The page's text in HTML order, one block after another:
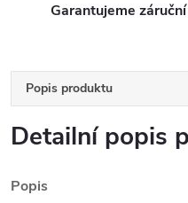
Garantujeme
Popis produktu
Detailní popis
Popis